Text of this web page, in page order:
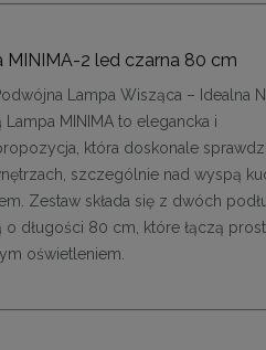
MINIMA-2 led czarna 80 cm
Lampa Wisząca – Idealna
MINIMA to elegancka i
która doskonale
szczególnie nad wyspą
Zestaw składa się z dwóch
o długości 80 cm, które łączą
oświetleniem.